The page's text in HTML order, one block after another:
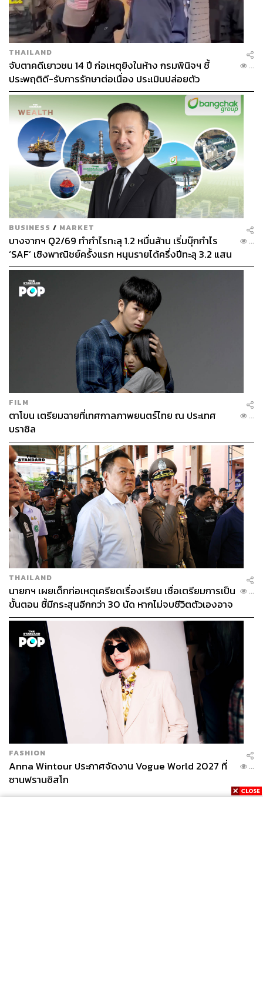
ข้อกำหนดกรุงเทพ มุ่งเน้นการวางแนวปฏิบัติในประเด็นที่เป็น
ความแตกต่างและความต้องการที่เพศหญิงมีและต่างไปจาก
เพศชาย ซึ่งเนื้อหาของข้อกำหนดสหประชาชาตินั้น ได้มา
จากการศึกษาผลงานการศึกษาวิจัยในเรื่องการปฏิบัติต่อผู้
ต้องขังหญิงทั่วโลก และยังได้นำเอากฎหมายและข้อกำหนด
ระหว่างประเทศว่าด้วยการปฏิบัติต่อผู้ต้องขังหญิงหลายฉบับ
มาเพื่ออ้างอิงและกลั่นกรองให้เนื้อหาของข้อกำหนด
สหประชาชาติ มีความสอดคล้องและสามารถใช้ร่วมกันได้
กับกฎหมายและข้อกำหนดที่ใช้อยู่ในปัจจุบัน
ทั้งนี้ เพื่อให้ข้อกำหนดกรุงเทพ มีเนื้อหาที่ครอบคลุมถึงผู้
กระทำผิดหญิงและผู้ต้องขังหญิงทุกประเภท และการปฏิบัติที่
ควรจะเป็นต่อผู้ต้องขังหญิงเหล่านั้น รวมไปถึงการเปิดโอกาส
ให้ชุมชนและสังคมโดยรวมเข้ามามีส่วนร่วมในการแก้ไข
ปัญหาที่เกิดขึ้น จึงได้แบ่งออกเป็น 4 ส่วน ดังนี้
1.ข้อกำหนดทั่วไป (Rules of General Application) ซึ่งว่าด้วย
การบริหารจัดการเรือนจำโดยทั่วไป และใช้กับผู้กระทำผิด
เพศหญิงที่อยู่ในระหว่างการควบคุมทุกประเภท ทุกสถานะ
คดี ทั้งคดีแพ่งและคดีอาญา รวมไปถึงผู้หญิงที่ถูกควบคุมด้วย
มาตรการเพื่อความปลอดภัยหรือมาตรการกักกัน (Security
Measures or Corrective Measures)
2.ข้อกำหนดที่ใช้สำหรับผู้ต้องขังลักษณะพิเศษ (Rules
Applicable to Special Categories) ซึ่งเป็นส่วนที่ว่าด้วยการ
จำแนกลักษณะและการปฏิบัติต่อผู้ต้องขังหญิงที่มีลักษณะ
พิเศษแต่ละประเภท เช่น ผู้ต้องขังที่เคยเป็นเหยื่อของการใช้
ความรุนแรง ผู้ต้องขังที่ตั้งครรภ์ และผู้ต้องขังซึ่งเป็นชนพื้น
เมือง ชนกลุ่มน้อย หรือชนเผ่า โดยแบ่งออกเป็นส่วน A ข้อ
กำหนดที่ใช้กับผู้ต้องขังระหว่างพิจารณาและสอบสวน ซึ่งข้อ
กำหนดในส่วน A นั้น สามารถนำมาใช้กับผู้ต้องขังตามส่วน B
ได้เท่าที่จะไม่เป็นการขัดกัน หรือเพื่อประโยชน์เป็นการ
เฉพาะของผู้ต้องขังหญิงกลุ่มใดกลุ่มหนึ่ง
3.มาตรการในการลงโทษโดยไม่ใช้เรือนจำ (Non-Custodial
Sanctions and Measures) มุ่งใช้บังคับกับผู้กระทำผิดหญิงที่
กระทำความผิดไม่รุนแรง ประกอบกับมีปัจจัยทางกายภาพที่
ไม่เหมาะกับการถูกคุมขัง เช่น เยาวชนหญิง และผู้กระทำผิด
ที่ตั้งครรภ์ โดยข้อกำหนดในส่วนที่ 3 นี้ สามารถใช้บังคับได้
ตั้งแต่ในชั้นการสอบสวน จนกระทั่งหลังมีคำพิพากษา
4.การวิจัย การวางแผน การประเมินผล และการสร้างการรับ
รู้ในหมู่ประชาชน (Research, Planning, Evaluation and
Public Awareness Raising) เป็นข้อกำหนดที่สนับสนุนให้มี
การวิเคราะห์วิจัยถึงพฤติกรรมและพฤติการณ์เกี่ยวข้องต่างๆ
ที่เป็นปัจจัยให้เกิดการกระทำผิดในกลุ่มผู้หญิง รวมถึงการ
ศึกษาผลกระทบจากการถูกคุมขังที่มีต่อผู้ต้องขังและบุตร
นอกจากนี้ ยังต้องการให้มีการกำหนดกิจกรรมที่จะลดการก
ระทำผิดซ้ำ อันเป็นส่วนหนึ่งของการส่งคนดีกลับคืนสู่สังคม
โดยการดำเนินการต่างๆ ดังกล่าวนี้ จะต้องมีการเผยแพร่ให้
สาธารณชนได้รับทราบ โดยอาศัยความร่วมมือจากบรรดา
สื่อสารมวลชน
THAILAND
จับตาคดีเยาวชน 14 ปี ก่อเหตุยิงในห้าง กรมพินิจฯ ชี้
ประพฤติดี-รับการรักษาต่อเนื่อง ประเมินปล่อยตัว
...
BUSINESS / MARKET
บางจากฯ Q2/69 ทำกำไรทะลุ 1.2 หมื่นล้าน เริ่มบุ๊กกำไร
‘SAF’ เชิงพาณิชย์ครั้งแรก หนุนรายได้ครึ่งปีทะลุ 3.2 แสน
ล้าน
...
FILM
ตาโขน เตรียมฉายที่เทศกาลภาพยนตร์ไทย ณ ประเทศ
บราซิล
...
THAILAND
นายกฯ เผยเด็กก่อเหตุเครียดเรื่องเรียน เชื่อเตรียมการเป็น
ขั้นตอน ชี้มีกระสุนอีกกว่า 30 นัด หากไม่จบชีวิตตัวเองอาจ
สูญเสียเพิ่ม
...
FASHION
Anna Wintour ประกาศจัดงาน Vogue World 2027 ที่
ซานฟรานซิสโก
...